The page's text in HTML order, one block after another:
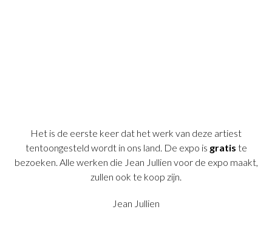
Het is de eerste keer dat het werk van deze artiest
tentoongesteld wordt in ons land. De expo is gratis te
bezoeken. Alle werken die Jean Jullien voor de expo maakt,
zullen ook te koop zijn.
Jean Jullien